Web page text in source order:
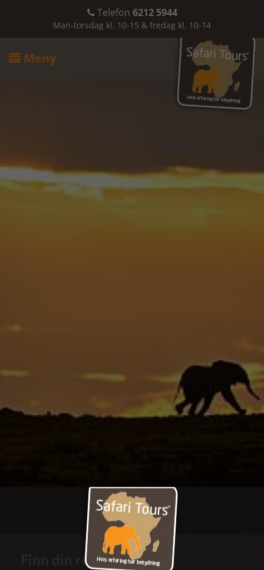
Telefon 6212 5944
Man-torsdag kl. 10-15 & fredag kl. 10-14
 Meny
Finn din reise til Afrika